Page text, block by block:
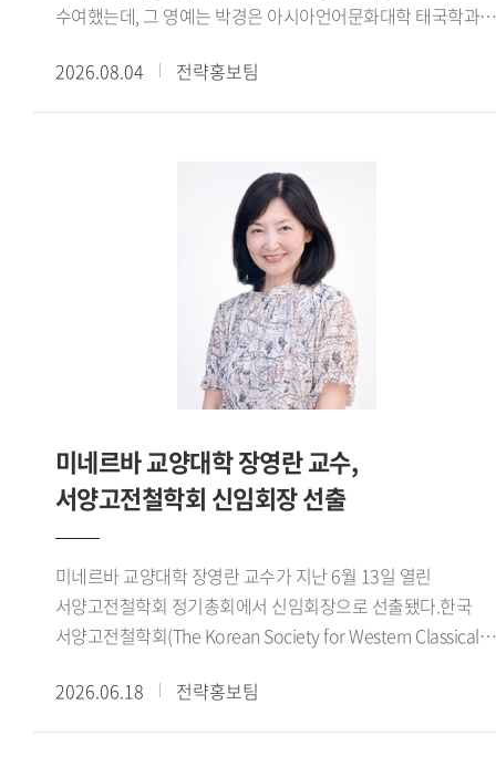
수여했는데, 그 영예는 박경은 아시아언어문화대학 태국학과
헌신해온 박경은 교수를 만나 빛나는 교육철학을 들어보았다. -
있습니다. 곁에 계신 우리 대학 구성원들의 추천을 받았다는
사실에 더욱 감사한 마음이 큽니다. - 동원교육상을 수상할 수
있었던 이유를 어떻게 생각하십니까?상을 받게 되면서 주변에
훌륭한 교수님들이 많으신데 어떻게 저한테 이런 영광이
돌아왔을까 생각해봤습니다. 아무래도 다양한 수업 모델을
개발 적용하고 연구한 교수법을 학생들에게 적용하는 등
실질적인 성과를 냈기 때문이 아닐까 합니다. 또 홍보실장,
태국학과 학과장, 특수외국어교육진흥원 부원장 등 주요
봐주셨으리라 예상합니다. - 교수님은 우리 한국외대
동문이기도 합니다. 한국외대는 교수님에게 어떤 의미입니까?
다행히 한국외대에 장학생으로 입학했고 좋은 교수님들을 만나
학업에 집중할 수 있었습니다. 그러다 대학 4학년 때 우리
대학에 교환교수로 오신 태국인 교수님이 유학을
먼일이었습니다. 그런 사정을 털어놓았더니 교수님이 저와
저희 어머니와 만나 밤새 이야기를 나누며 설득해주셨어요.
2026.08.04 전략홍보팀
미네르바 교양대학 장영란 교수,
서양고전철학회 신임회장 선출
미네르바 교양대학 장영란 교수가 지난 6월 13일 열린
서양고전철학회 정기총회에서 신임회장으로 선출됐다.한국
서양고전철학회(The Korean Society for Western Classical
철학 등 서양고전철학 전반에 대해 연구하고 국내
고대철학연구자들의 학술 교류 및 후속세대 양성을 위해
2026.06.18 전략홍보팀